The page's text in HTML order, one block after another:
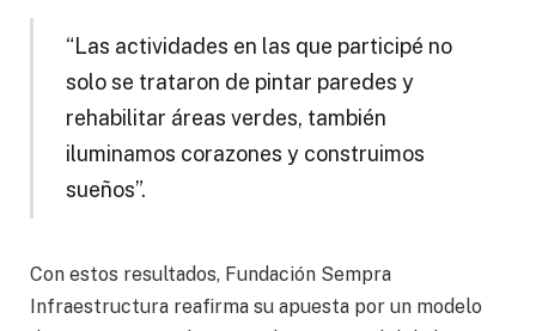
“Las actividades en las que participé no
solo se trataron de pintar paredes y
rehabilitar áreas verdes, también
iluminamos corazones y construimos
sueños”.
Con estos resultados, Fundación Sempra
Infraestructura reafirma su apuesta por un modelo